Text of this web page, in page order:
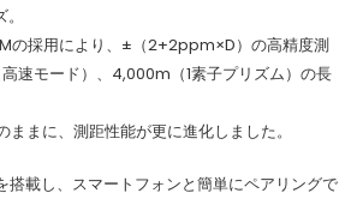
の採用により、±（2+2ppm×D）の高精度測
速モード）、4,000m（1素子プリズム）の長
まに、測距性能が更に進化しました。
搭載し、スマートフォンと簡単にペアリングで